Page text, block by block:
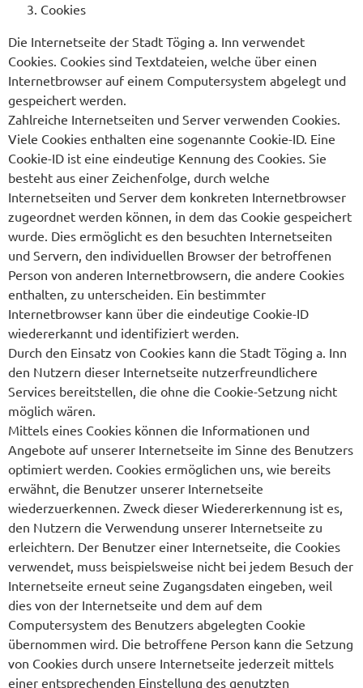
Cookies
Die Internetseite der Stadt Töging a. Inn verwendet
Cookies. Cookies sind Textdateien, welche über einen
Internetbrowser auf einem Computersystem abgelegt und
gespeichert werden.
Zahlreiche Internetseiten und Server verwenden Cookies.
Viele Cookies enthalten eine sogenannte Cookie-ID. Eine
Cookie-ID ist eine eindeutige Kennung des Cookies. Sie
besteht aus einer Zeichenfolge, durch welche
Internetseiten und Server dem konkreten Internetbrowser
zugeordnet werden können, in dem das Cookie gespeichert
wurde. Dies ermöglicht es den besuchten Internetseiten
und Servern, den individuellen Browser der betroffenen
Person von anderen Internetbrowsern, die andere Cookies
enthalten, zu unterscheiden. Ein bestimmter
Internetbrowser kann über die eindeutige Cookie-ID
wiedererkannt und identifiziert werden.
Durch den Einsatz von Cookies kann die Stadt Töging a. Inn
den Nutzern dieser Internetseite nutzerfreundlichere
Services bereitstellen, die ohne die Cookie-Setzung nicht
möglich wären.
Mittels eines Cookies können die Informationen und
Angebote auf unserer Internetseite im Sinne des Benutzers
optimiert werden. Cookies ermöglichen uns, wie bereits
erwähnt, die Benutzer unserer Internetseite
wiederzuerkennen. Zweck dieser Wiedererkennung ist es,
den Nutzern die Verwendung unserer Internetseite zu
erleichtern. Der Benutzer einer Internetseite, die Cookies
verwendet, muss beispielsweise nicht bei jedem Besuch der
Internetseite erneut seine Zugangsdaten eingeben, weil
dies von der Internetseite und dem auf dem
Computersystem des Benutzers abgelegten Cookie
übernommen wird. Die betroffene Person kann die Setzung
von Cookies durch unsere Internetseite jederzeit mittels
einer entsprechenden Einstellung des genutzten